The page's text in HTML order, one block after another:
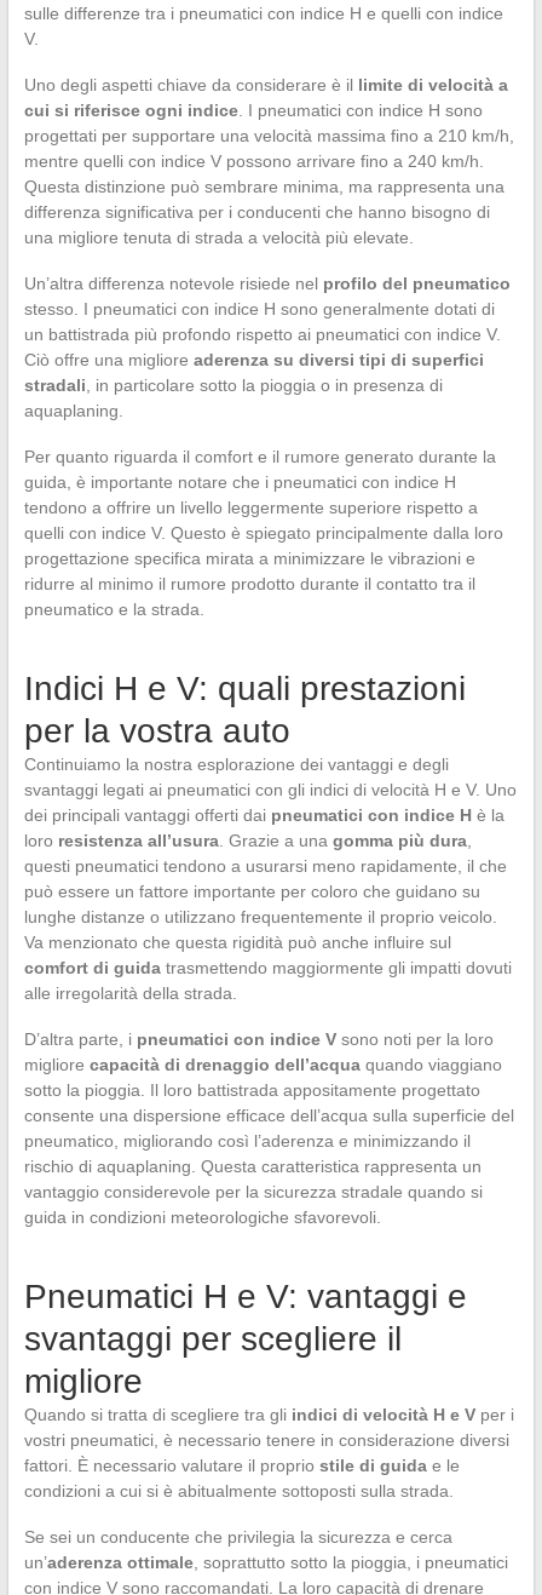
sulle differenze tra i pneumatici con indice H e quelli con indice
V.
Uno degli aspetti chiave da considerare è il limite di velocità a
cui si riferisce ogni indice. I pneumatici con indice H sono
progettati per supportare una velocità massima fino a 210 km/h,
mentre quelli con indice V possono arrivare fino a 240 km/h.
Questa distinzione può sembrare minima, ma rappresenta una
differenza significativa per i conducenti che hanno bisogno di
una migliore tenuta di strada a velocità più elevate.
Un’altra differenza notevole risiede nel profilo del pneumatico
stesso. I pneumatici con indice H sono generalmente dotati di
un battistrada più profondo rispetto ai pneumatici con indice V.
Ciò offre una migliore aderenza su diversi tipi di superfici
stradali , in particolare sotto la pioggia o in presenza di
aquaplaning.
Per quanto riguarda il comfort e il rumore generato durante la
guida, è importante notare che i pneumatici con indice H
tendono a offrire un livello leggermente superiore rispetto a
quelli con indice V. Questo è spiegato principalmente dalla loro
progettazione specifica mirata a minimizzare le vibrazioni e
ridurre al minimo il rumore prodotto durante il contatto tra il
pneumatico e la strada.
Indici H e V: quali prestazioni
per la vostra auto
Continuiamo la nostra esplorazione dei vantaggi e degli
svantaggi legati ai pneumatici con gli indici di velocità H e V. Uno
dei principali vantaggi offerti dai pneumatici con indice Hè la
loro resistenza all’usura. Grazie a una gomma più dura,
questi pneumatici tendono a usurarsi meno rapidamente, il che
può essere un fattore importante per coloro che guidano su
lunghe distanze o utilizzano frequentemente il proprio veicolo.
Va menzionato che questa rigidità può anche influire sul
comfort di guidatrasmettendo maggiormente gli impatti dovuti
alle irregolarità della strada.
D’altra parte, i pneumatici con indice Vsono noti per la loro
migliore capacità di drenaggio dell’acquaquando viaggiano
sotto la pioggia. Il loro battistrada appositamente progettato
consente una dispersione efficace dell’acqua sulla superficie del
pneumatico, migliorando così l’aderenza e minimizzando il
rischio di aquaplaning. Questa caratteristica rappresenta un
vantaggio considerevole per la sicurezza stradale quando si
guida in condizioni meteorologiche sfavorevoli.
Pneumatici H e V: vantaggi e
svantaggi per scegliere il
migliore
Quando si tratta di scegliere tra gli indici di velocità H e Vper i
vostri pneumatici, è necessario tenere in considerazione diversi
fattori. È necessario valutare il proprio stile di guidae le
condizioni a cui si è abitualmente sottoposti sulla strada.
Se sei un conducente che privilegia la sicurezza e cerca
un’aderenza ottimale, soprattutto sotto la pioggia, i pneumatici
con indice V sono raccomandati. La loro capacità di drenare